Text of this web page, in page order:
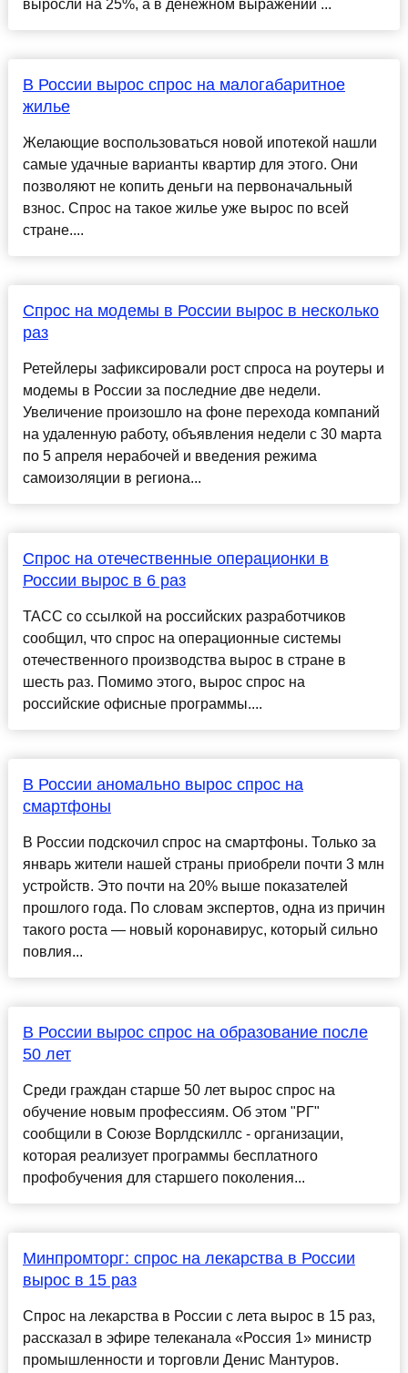
выросли на 25%, а в денежном выражении ...
В России вырос спрос на малогабаритное
жилье
Желающие воспользоваться новой ипотекой нашли
самые удачные варианты квартир для этого. Они
позволяют не копить деньги на первоначальный
взнос. Спрос на такое жилье уже вырос по всей
стране....
Спрос на модемы в России вырос в несколько
раз
Ретейлеры зафиксировали рост спроса на роутеры и
модемы в России за последние две недели.
Увеличение произошло на фоне перехода компаний
на удаленную работу, объявления недели с 30 марта
по 5 апреля нерабочей и введения режима
самоизоляции в региона...
Спрос на отечественные операционки в
России вырос в 6 раз
ТАСС со ссылкой на российских разработчиков
сообщил, что спрос на операционные системы
отечественного производства вырос в стране в
шесть раз. Помимо этого, вырос спрос на
российские офисные программы....
В России аномально вырос спрос на
смартфоны
В России подскочил спрос на смартфоны. Только за
январь жители нашей страны приобрели почти 3 млн
устройств. Это почти на 20% выше показателей
прошлого года. По словам экспертов, одна из причин
такого роста — новый коронавирус, который сильно
повлия...
В России вырос спрос на образование после
50 лет
Среди граждан старше 50 лет вырос спрос на
обучение новым профессиям. Об этом "РГ"
сообщили в Союзе Ворлдскиллс - организации,
которая реализует программы бесплатного
профобучения для старшего поколения...
Минпромторг: спрос на лекарства в России
вырос в 15 раз
Спрос на лекарства в России с лета вырос в 15 раз,
рассказал в эфире телеканала «Россия 1» министр
промышленности и торговли Денис Мантуров.